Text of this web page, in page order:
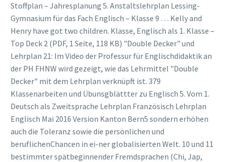
Stoffplan – Jahresplanung 5. Anstaltslehrplan Lessing-
Gymnasium für das Fach Englisch – Klasse 9 … Kelly and
Henry have got two children. Klasse, Englisch als 1. Klasse –
Top Deck 2 (PDF, 1 Seite, 118 KB) "Double Decker" und
Lehrplan 21: Im Video der Professur für Englischdidaktik an
der PH FHNW wird gezeigt, wie das Lehrmittel "Double
Decker" mit dem Lehrplan verknüpft ist. 379
Klassenarbeiten und Übunsgblättter zu Englisch 5. Vom 1.
Deutsch als Zweitsprache Lehrplan Französisch Lehrplan
Englisch Mai 2016 Version Kanton Bern5 sondern erhöhen
auch die Toleranz sowie die persönlichen und
beruflichenChancen in ei-ner globalisierten Welt. 10 und 11
bestimmter spätbeginnender Fremdsprachen (Chi, Jap,